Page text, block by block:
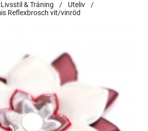
Livsstil & Träning
Uteliv
Reflexbrosch vit/vinröd